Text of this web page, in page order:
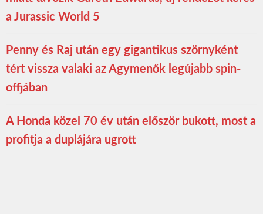
a Jurassic World 5
Penny és Raj után egy gigantikus szörnyként
tért vissza valaki az Agymenők legújabb spin-
offjában
A Honda közel 70 év után először bukott, most a
profitja a duplájára ugrott